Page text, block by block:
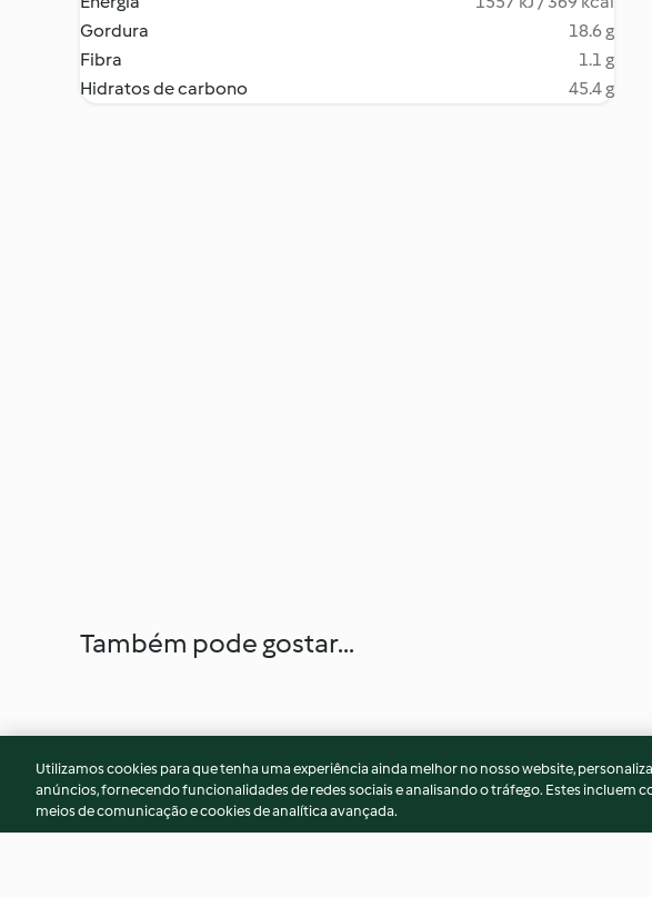
Gordura
18.6 g
Fibra
1.1 g
Hidratos de carbono
45.4 g
Também pode gostar...
Utilizamos cookies para que tenha uma experiência ainda melhor no nosso website,
anúncios, fornecendo funcionalidades de redes sociais e analisando o tráfego. Estes incluem
meios de comunicação e cookies de analítica avançada.